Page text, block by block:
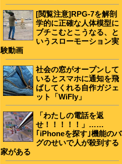
[閲覧注意]RPG-7を解剖
学的に正確な人体模型に
ブチこむとこうなる、と
いうスローモーション実
験動画
社会の窓がオープンして
いるとスマホに通知を飛
ばしてくれる自作ガジェ
ット「WiFly」
「わたしの電話を返
せ！！！！！」……
｢iPhoneを探す｣機能のバ
グのせいで人が殺到する
家がある